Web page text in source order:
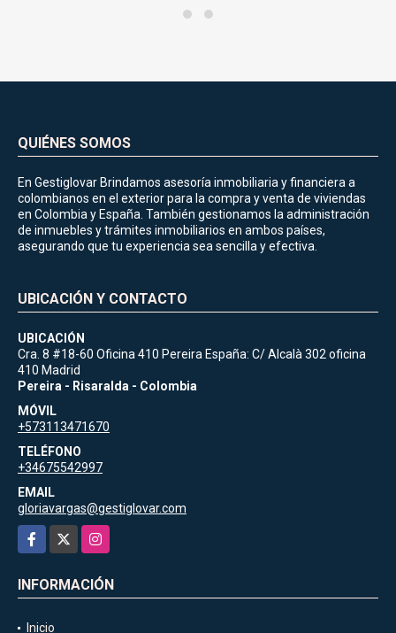
QUIÉNES SOMOS
En Gestiglovar Brindamos asesoría inmobiliaria y financiera a
colombianos en el exterior para la compra y venta de viviendas
en Colombia y España. También gestionamos la administración
de inmuebles y trámites inmobiliarios en ambos países,
asegurando que tu experiencia sea sencilla y efectiva.
UBICACIÓN
Cra. 8 #18-60 Oficina 410 Pereira España: C/ Alcalà 302 oficina
410 Madrid
Pereira - Risaralda - Colombia
MÓVIL
+573113471670
TELÉFONO
+34675542997
EMAIL
gloriavargas@gestiglovar.com
Facebook
X Instagram